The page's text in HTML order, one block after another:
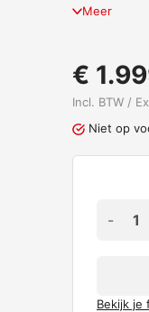
Meer
€
Incl. BTW /
Niet op
-
Bekijk je